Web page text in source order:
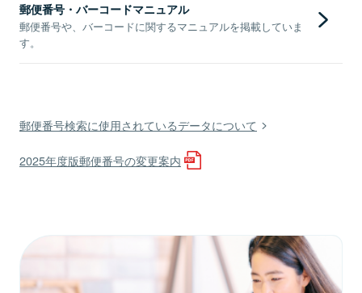
郵便番号・バーコードマニュアル
郵便番号や、バーコードに関するマニュアルを掲載していま
す。
郵便番号検索に使用されているデータについて
2025年度版郵便番号の変更案内